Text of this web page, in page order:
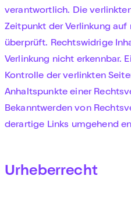
verantwortlich. Die
Zeitpunkt der Verlinkung
überprüft. Rechtswidrige
Verlinkung nicht erkennbar.
Kontrolle der verlinkten
Anhaltspunkte einer
Bekanntwerden von
derartige Links umgehend
Urheberrecht